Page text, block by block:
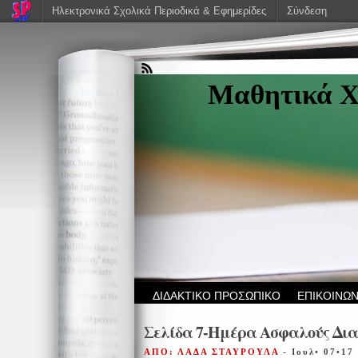
Μαθητικά
ΔΙΔΑΚΤΙΚΟ ΠΡΟΣΩΠΙΚΟ
Σελίδα 7-Ημέρα Ασφαλούς
ΑΠΟ: ΛΑΔΑ ΣΤΑΥΡΟΥΛΑ - Ιουλ• 07•17
Ηλεκτρονικά Σχολικά Περιοδικά & Εφημερίδες Σύνδεση